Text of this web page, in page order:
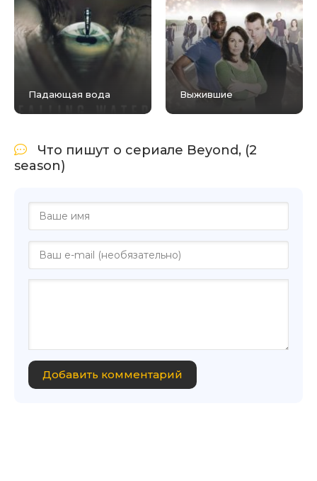
Падающая вода Выжившие
Что пишут о сериале Beyond, (2
season)
Добавить комментарий